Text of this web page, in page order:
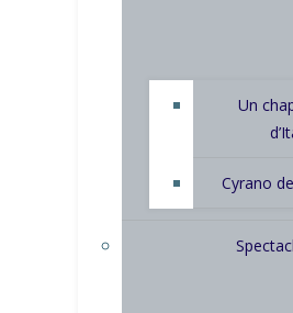
Un
Cyrano